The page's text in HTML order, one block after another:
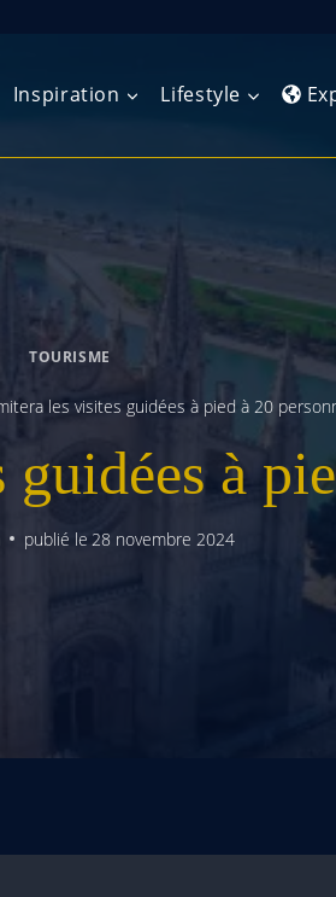
Inspiration Lifestyle
Amérique centrale
Antilles et Caraïbes
Amérique du Sud
Afrique
Afrique
Afrique
TOURISME
les visites guidées à pied à 20
à
publié le 28 novembre 2024